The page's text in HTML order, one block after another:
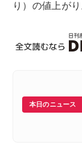
り）の値上がり
本日のニュース